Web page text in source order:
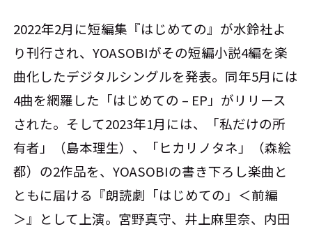
2022年2月に短編集『はじめての』が水鈴社よ
り刊行され、YOASOBIがその短編小説4編を楽
曲化したデジタルシングルを発表。同年5月には
4曲を網羅した「はじめての – EP」がリリース
された。そして2023年1月には、「私だけの所
有者」（島本理生）、「ヒカリノタネ」（森絵
都）の2作品を、YOASOBIの書き下ろし楽曲と
ともに届ける『朗読劇「はじめての」＜前編
＞』として上演。宮野真守、井上麻里奈、内田